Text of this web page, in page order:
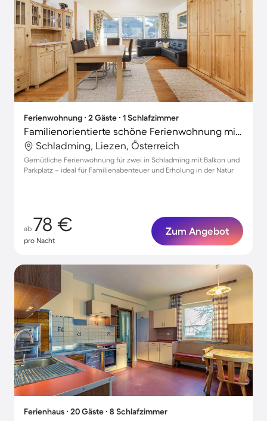
Ferienwohnung ∙ 2 Gäste ∙ 1 Schlafzimmer
Familienorientierte schöne Ferienwohnung mit Terrasse | Gartenblick
Schladming, Liezen, Österreich
Gemütliche Ferienwohnung für zwei in Schladming mit Balkon und
Parkplatz – ideal für Familienabenteuer und Erholung in der Natur
ab 78 €
pro Nacht
Zum Angebot
Ferienhaus ∙ 20 Gäste ∙ 8 Schlafzimmer